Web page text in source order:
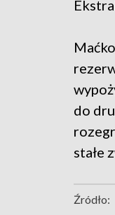
do
stałe
Źródło: